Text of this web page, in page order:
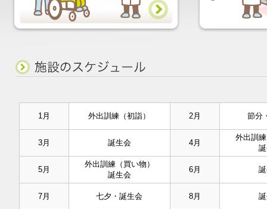
1月 外出訓練（初詣） 2月 節分
3月 誕生会 4月
外出訓
5月
外出訓練（買い物）
誕生会
6月
7月 七夕・誕生会 8月